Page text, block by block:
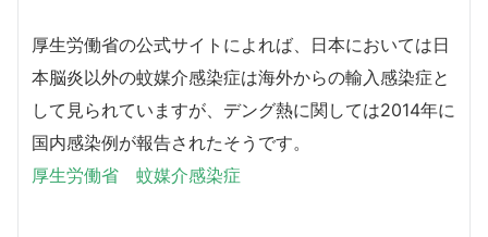
厚生労働省の公式サイトによれば、日本においては日
本脳炎以外の蚊媒介感染症は海外からの輸入感染症と
して見られていますが、デング熱に関しては2014年に
国内感染例が報告されたそうです。
厚生労働省 蚊媒介感染症